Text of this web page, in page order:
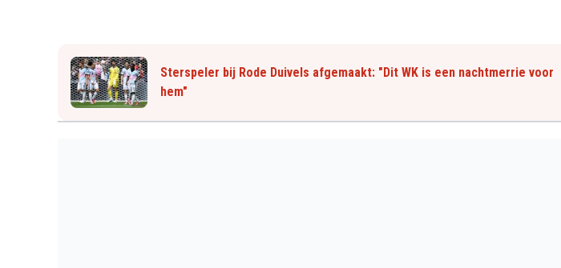
Sterspeler bij Rode Duivels afgemaakt: "Dit WK is een nachtmerrie voor
hem"